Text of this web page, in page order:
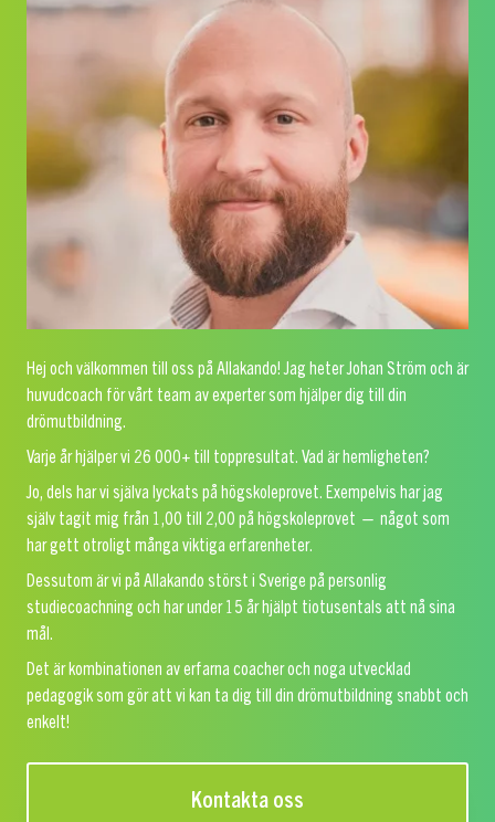
Hej och välkommen till oss på Allakando! Jag heter Johan Ström och är
huvudcoach för vårt team av experter som hjälper dig till din
drömutbildning.
Varje år hjälper vi 26 000+ till toppresultat. Vad är hemligheten?
Jo, dels har vi själva lyckats på högskoleprovet. Exempelvis har jag
själv tagit mig från 1,00 till 2,00 på högskoleprovet — något som
har gett otroligt många viktiga erfarenheter.
Dessutom är vi på Allakando störst i Sverige på personlig
studiecoachning och har under 15 år hjälpt tiotusentals att nå sina
mål.
Det är kombinationen av erfarna coacher och noga utvecklad
pedagogik som gör att vi kan ta dig till din drömutbildning snabbt och
enkelt!
Kontakta oss